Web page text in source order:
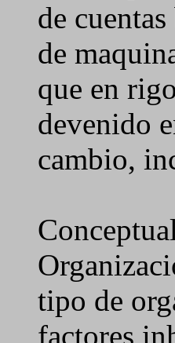
de
de
que en
devenido
cambio,
tipo de
factores